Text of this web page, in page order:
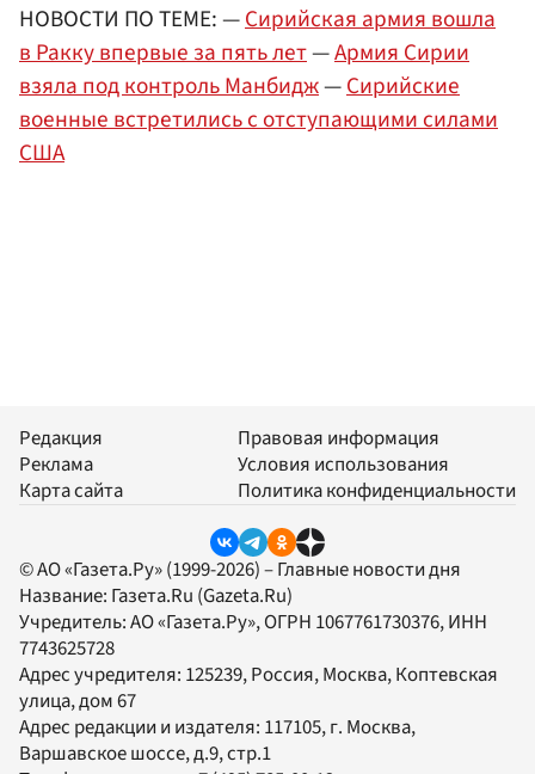
НОВОСТИ ПО ТЕМЕ: —Сирийская армия вошла
в Ракку впервые за пять лет—Армия Сирии
взяла под контроль Манбидж—Сирийские
военные встретились с отступающими силами
США
Редакция
Реклама
Карта сайта
Правовая информация
Условия использования
Политика конфиденциальности
© АО «Газета.Ру» (1999-2026) – Главные новости дня
Название: Газета.Ru (Gazeta.Ru)
Учредитель:АО «Газета.Ру», ОГРН 1067761730376, ИНН
7743625728
Адрес учредителя: 125239, Россия, Москва, Коптевская
улица, дом 67
Адрес редакции и издателя: 117105, г. Москва,
Варшавское шоссе, д.9, стр.1